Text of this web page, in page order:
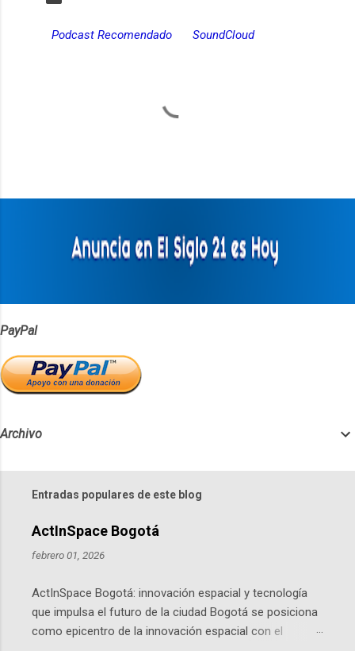
Podcast Recomendado SoundCloud
PayPal
Archivo
Entradas populares de este blog
ActInSpace Bogotá
febrero 01, 2026
ActInSpace Bogotá: innovación espacial y tecnología
que impulsa el futuro de la ciudad Bogotá se posiciona
como epicentro de la innovación espacial con el